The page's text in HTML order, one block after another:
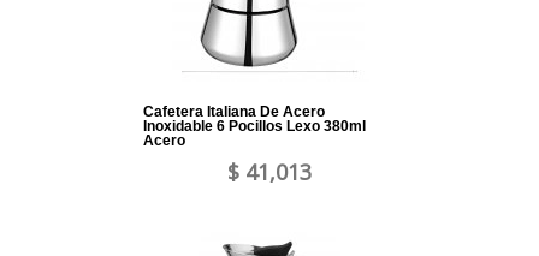
Cafetera Italiana De Acero
Inoxidable 6 Pocillos Lexo 380ml
Acero
$ 41,013